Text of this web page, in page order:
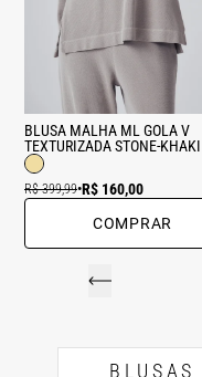
BLUSA MALHA ML GOLA V
TEXTURIZADA STONE-KHAKI
R$ 399,99•R$ 160,00
COMPRAR
BLUSAS